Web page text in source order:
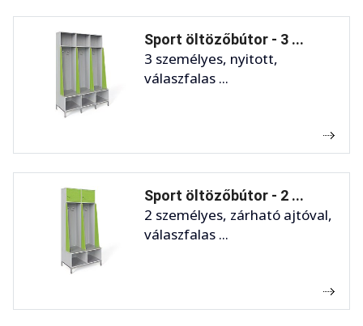
Sport öltözőbútor - 3 ...
3 személyes, nyitott,
válaszfalas ...
Sport öltözőbútor - 2 ...
2 személyes, zárható ajtóval,
válaszfalas ...